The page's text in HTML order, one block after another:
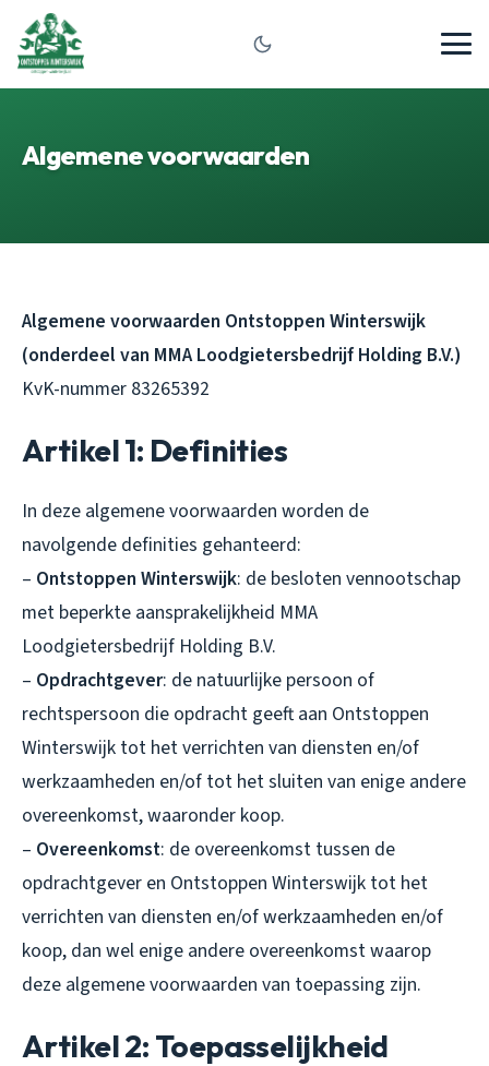
Algemene voorwaarden
Algemene voorwaarden Ontstoppen Winterswijk
(onderdeel van MMA Loodgietersbedrijf Holding B.V.)
KvK-nummer 83265392
Artikel 1: Definities
In deze algemene voorwaarden worden de
navolgende definities gehanteerd:
– Ontstoppen Winterswijk: de besloten vennootschap
met beperkte aansprakelijkheid MMA
Loodgietersbedrijf Holding B.V.
– Opdrachtgever: de natuurlijke persoon of
rechtspersoon die opdracht geeft aan Ontstoppen
Winterswijk tot het verrichten van diensten en/of
werkzaamheden en/of tot het sluiten van enige andere
overeenkomst, waaronder koop.
– Overeenkomst: de overeenkomst tussen de
opdrachtgever en Ontstoppen Winterswijk tot het
verrichten van diensten en/of werkzaamheden en/of
koop, dan wel enige andere overeenkomst waarop
deze algemene voorwaarden van toepassing zijn.
Artikel 2: Toepasselijkheid